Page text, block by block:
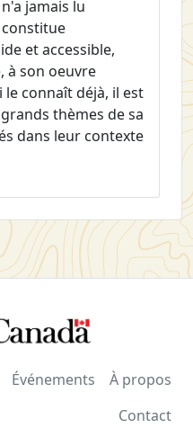
jamais lu
et accessible,
à son oeuvre
connaît déjà, il est
thèmes de sa
dans leur contexte
Événements
À propos
Contact